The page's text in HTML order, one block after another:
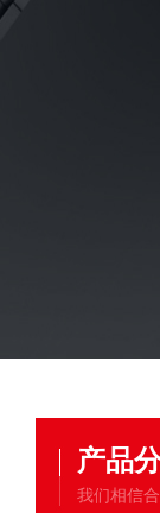
产品
我们相信